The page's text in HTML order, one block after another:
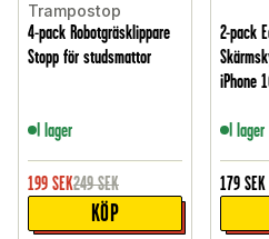
Trampostop
4-pack Robotgräsklippare
Stopp för studsmattor
I lager
199 SEK249 SEK
KÖP
2-pack
iPhone
I lager
179 SEK